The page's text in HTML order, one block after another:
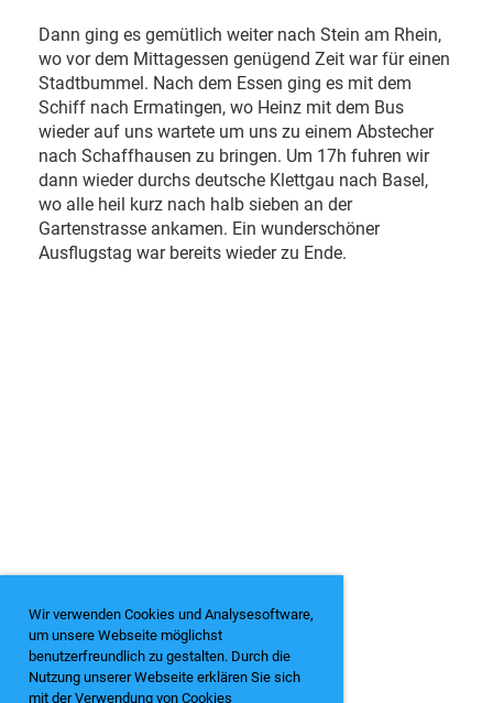
Wir verwenden Cookies und Analysesoftware,
um unsere Webseite möglichst
benutzerfreundlich zu gestalten. Durch die
Nutzung unserer Webseite erklären Sie sich
mit der Verwendung von Cookies
Dann ging es gemütlich weiter nach Stein am Rhein,
wo vor dem Mittagessen genügend Zeit war für einen
Stadtbummel. Nach dem Essen ging es mit dem
Schiff nach Ermatingen, wo Heinz mit dem Bus
wieder auf uns wartete um uns zu einem Abstecher
nach Schaffhausen zu bringen. Um 17h fuhren wir
dann wieder durchs deutsche Klettgau nach Basel,
wo alle heil kurz nach halb sieben an der
Gartenstrasse ankamen. Ein wunderschöner
Ausflugstag war bereits wieder zu Ende.